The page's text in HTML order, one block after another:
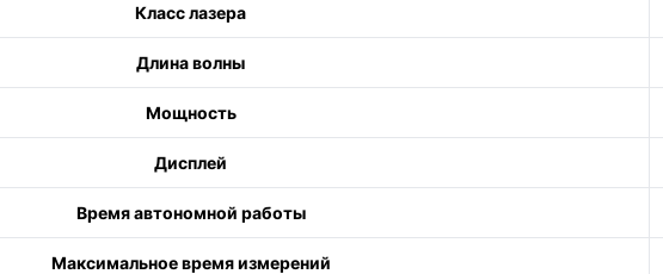
Класс лазера
Длина волны
Мощность
Дисплей
Время автономной работы
Максимальное время измерений